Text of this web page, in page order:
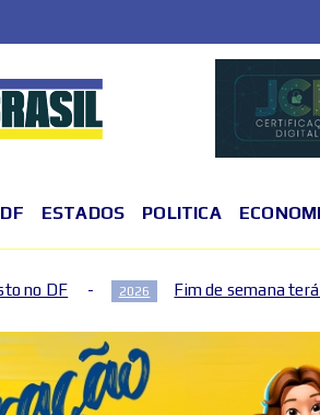
DF ESTADOS POLITICA
Fim de semana terá mudanças no trânsito